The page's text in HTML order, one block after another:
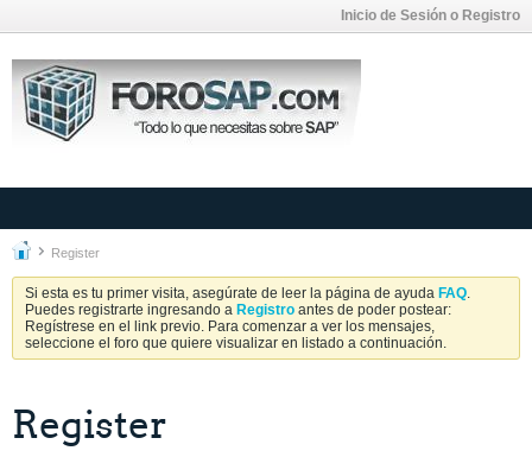
Inicio de Sesión o Registro
Register
Si esta es tu primer visita, asegúrate de leer la página de ayuda FAQ.
Puedes registrarte ingresando a Registro antes de poder postear:
Regístrese en el link previo. Para comenzar a ver los mensajes,
seleccione el foro que quiere visualizar en listado a continuación.
Register